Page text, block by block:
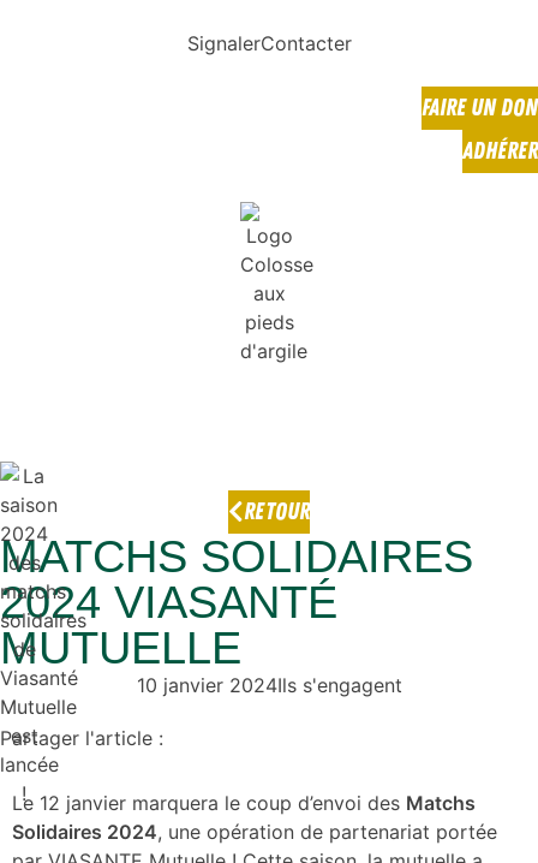
SignalerContacter
FAIRE UN DON
ADHÉRER
RETOUR
MATCHS SOLIDAIRES
2024 VIASANTÉ
MUTUELLE
10 janvier 2024Ils s'engagent
Partager l'article :
Le 12 janvier marquera le coup d’envoi des Matchs
Solidaires 2024, une opération de partenariat portée